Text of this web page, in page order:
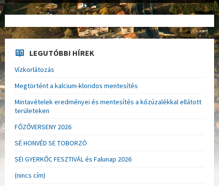
LEGUTÓBBI HÍREK
Vízkorlátozás
Megtörtént a kalcium-kloridos mentesítés
Mintavételek eredményei és mentesítés a kőzúzalékkal ellátott
területeken
FŐZŐVERSENY 2026
SÉ HONVÉD SE TOBORZÓ
SÉI GYERKŐC FESZTIVÁL és Falunap 2026
(nincs cím)